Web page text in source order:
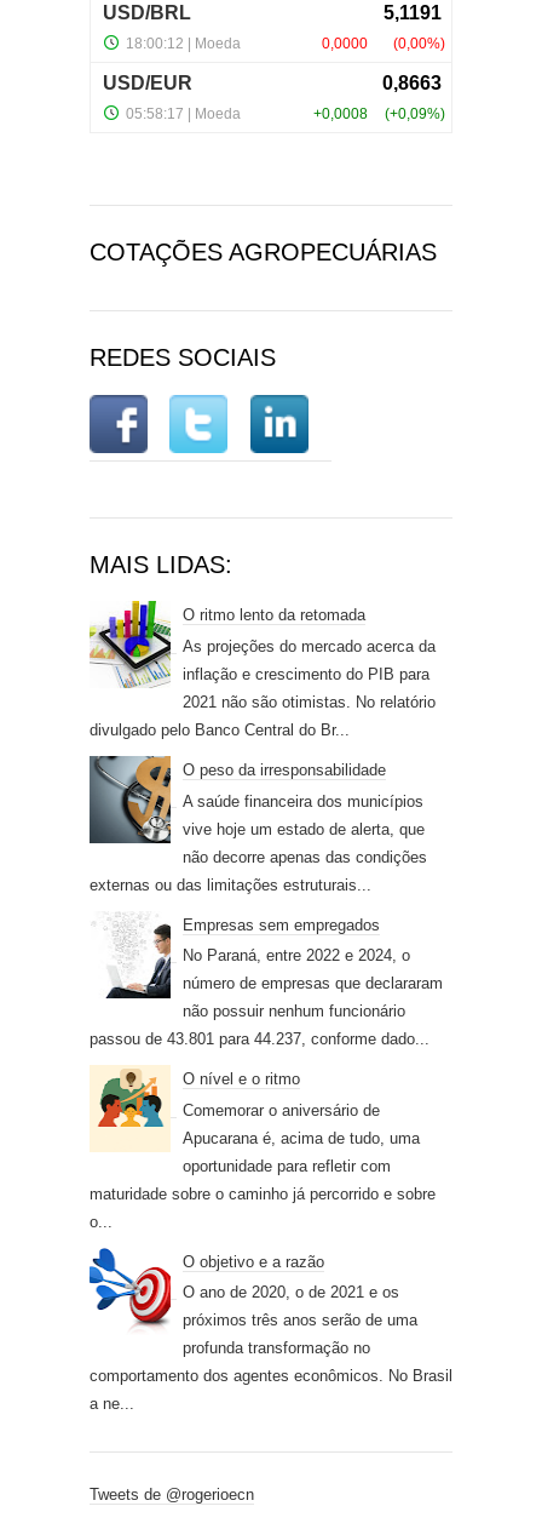
COTAÇÕES AGROPECUÁRIAS
REDES SOCIAIS
MAIS LIDAS:
O ritmo lento da retomada
As projeções do mercado acerca da
inflação e crescimento do PIB para
2021 não são otimistas. No relatório
divulgado pelo Banco Central do Br...
O peso da irresponsabilidade
A saúde financeira dos municípios
vive hoje um estado de alerta, que
não decorre apenas das condições
externas ou das limitações estruturais...
Empresas sem empregados
No Paraná, entre 2022 e 2024, o
número de empresas que declararam
não possuir nenhum funcionário
passou de 43.801 para 44.237, conforme dado...
O nível e o ritmo
Comemorar o aniversário de
Apucarana é, acima de tudo, uma
oportunidade para refletir com
maturidade sobre o caminho já percorrido e sobre
o...
O objetivo e a razão
O ano de 2020, o de 2021 e os
próximos três anos serão de uma
profunda transformação no
comportamento dos agentes econômicos. No Brasil
a ne...
Tweets de @rogerioecn